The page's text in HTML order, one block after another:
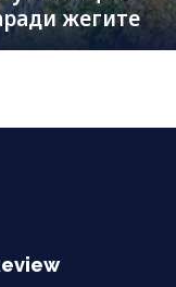
жегите